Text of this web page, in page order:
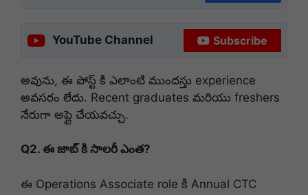
YouTube Channel Subscribe
అవును, ఈ పోస్ట్ కి ఎలాంటి ముందస్తు experience
అవసరం లేదు. Recent graduates మరియు freshers
నేరుగా అప్లై చేయవచ్చు.
Q2. ఈ జాబ్ కి సాలరీ ఎంత?
ఈ Operations Associate role కి Annual CTC